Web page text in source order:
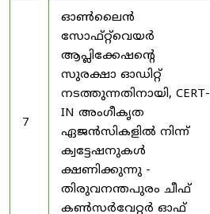
7
ഓൺലൈൻ
സോഫ്റ്റ്‌വെയർ
ആപ്ലിക്കേഷന്റെ
സുരക്ഷാ ഓഡിറ്റ്
നടത്തുന്നതിനായി, CERT-
IN അംഗീകൃത
ഏജൻസികളിൽ നിന്ന്
ക്വട്ടേഷനുകൾ
ക്ഷണിക്കുന്നു -
തിരുവനന്തപുരം ചീഫ്
കൺസർവേറ്റർ ഓഫ്